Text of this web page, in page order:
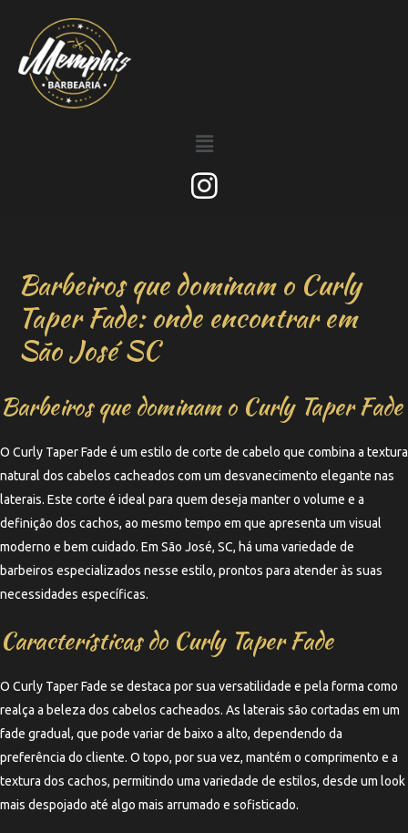
Barbeiros que dominam o Curly
Taper Fade: onde encontrar em
São José SC
Barbeiros que dominam o Curly Taper Fade
O Curly Taper Fade é um estilo de corte de cabelo que combina a textura
natural dos cabelos cacheados com um desvanecimento elegante nas
laterais. Este corte é ideal para quem deseja manter o volume e a
definição dos cachos, ao mesmo tempo em que apresenta um visual
moderno e bem cuidado. Em São José, SC, há uma variedade de
barbeiros especializados nesse estilo, prontos para atender às suas
necessidades específicas.
Características do Curly Taper Fade
O Curly Taper Fade se destaca por sua versatilidade e pela forma como
realça a beleza dos cabelos cacheados. As laterais são cortadas em um
fade gradual, que pode variar de baixo a alto, dependendo da
preferência do cliente. O topo, por sua vez, mantém o comprimento e a
textura dos cachos, permitindo uma variedade de estilos, desde um look
mais despojado até algo mais arrumado e sofisticado.